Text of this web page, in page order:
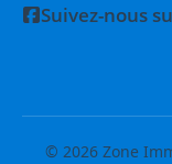
Suivez-nous
© 2026 Zone